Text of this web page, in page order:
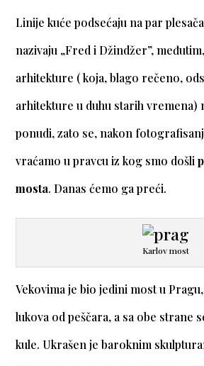
Linije kuće podsećaju na par
nazivaju „Fred i Džindžer”,
arhitekture ( koja, blago rečeno,
arhitekture u duhu starih vremena)
ponudi, zato se, nakon
vraćamo u pravcu iz kog smo došli
mosta. Danas ćemo ga preći.
Karlov most
Vekovima je bio jedini most u
lukova od peščara, a sa obe strane
kule. Ukrašen je baroknim